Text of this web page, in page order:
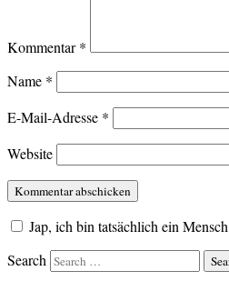
Kommentar*
Name *
E-Mail-Adresse *
Website
Jap, ich bin tatsächlich ein
Search